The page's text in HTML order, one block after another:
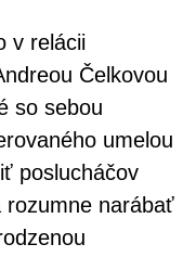
v relácii
Čelkovou
so sebou
umelou
poslucháčov
rozumne narábať